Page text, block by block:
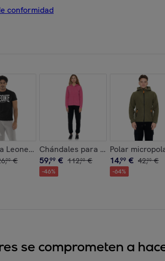
conformidad
"Basic"
de hombre
Leone 1947 Apparel hombre manga corta
,00 €
Chándales para mujer (nunca sin
59,99 € 112,00 €
-46%
Polar
14,99 € 42,00 €
-64%
se comprometen a